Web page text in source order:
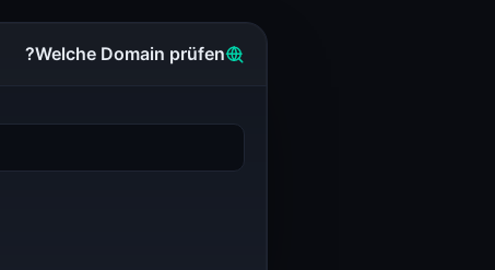
Welche Domain prüfen?